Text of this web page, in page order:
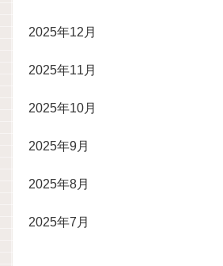
2025年12月
2025年11月
2025年10月
2025年9月
2025年8月
2025年7月